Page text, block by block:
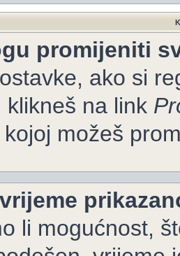
promijeniti
ako si
klikneš na link
možeš
li mogućnost,